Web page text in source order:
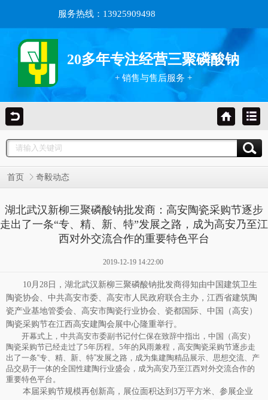
服务热线：13925909498
20多年专注经营三聚磷酸钠
+ 销售与售后服务 +
首页 奇毅动态
湖北武汉新柳三聚磷酸钠批发商：高安陶瓷采购节逐步
走出了一条“专、精、新、特”发展之路，成为高安乃至江
西对外交流合作的重要特色平台
2019-12-19 14:22:00
10 月 28 日， 湖北武汉新柳三聚磷酸钠批发商得知由中国建筑卫生
陶瓷协会、中共高安市委、高安市人民政府联合主办，江西省建筑陶
瓷产业基地管委会、高安市陶瓷行业协会、瓷都国际、中国（高安）
陶瓷采购节在江西高安建陶会展中心隆重举行。
开幕式上，中共高安市委副书记付仁保在致辞中指出，中国（高安）
陶瓷采购节已经走过了5年历程。 5年的风雨兼程，高安陶瓷采购节逐步走
出了一条“专、精、新、特”发展之路，成为集建陶精品展示、思想交流、产
品交易于一体的全国性建陶行业盛会，成为高安乃至江西对外交流合作的
重要特色平台。
本届采购节规模再创新高，展位面积达到 3万平方米、参展企业